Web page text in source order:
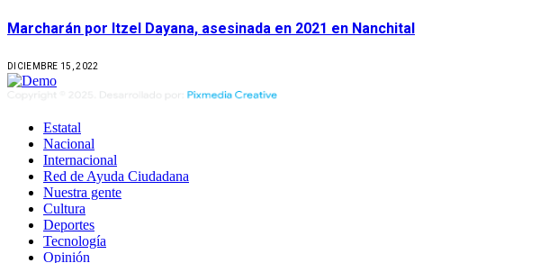
Marcharán por Itzel Dayana, asesinada en 2021 en Nanchital
DICIEMBRE 15, 2022
Estatal
Nacional
Internacional
Red de Ayuda Ciudadana
Nuestra gente
Cultura
Deportes
Tecnología
Opinión